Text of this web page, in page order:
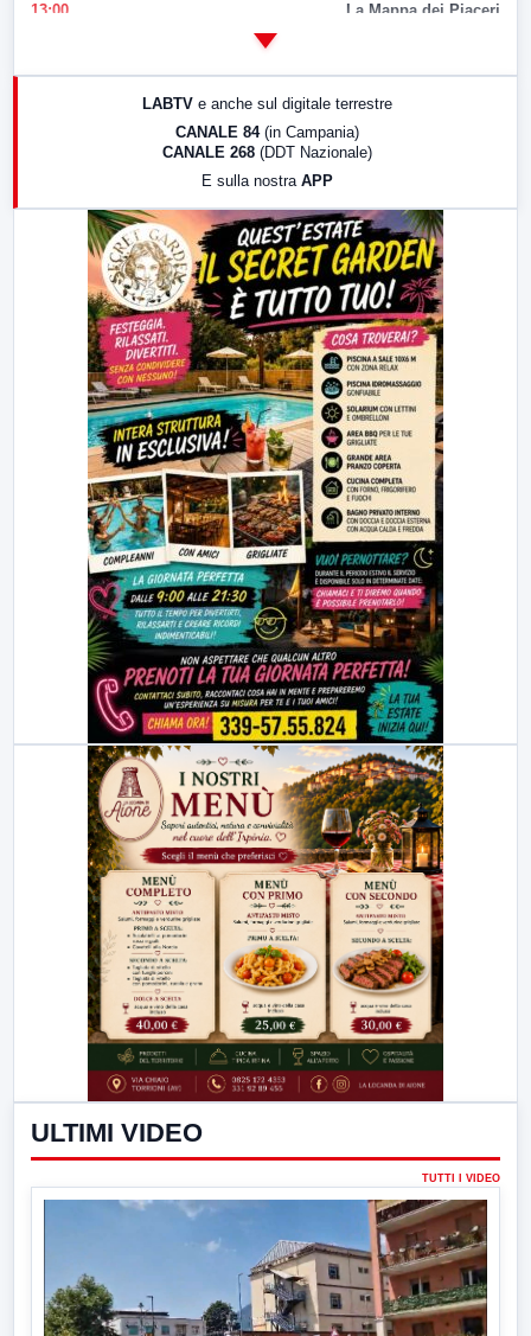
13:00 La Mappa dei Piaceri
LabNews (replica)
LABTV e anche sul digitale terrestre
CANALE 84 (in Campania)
CANALE 268 (DDT Nazionale)
E sulla nostra APP
ULTIMI VIDEO
TUTTI I VIDEO